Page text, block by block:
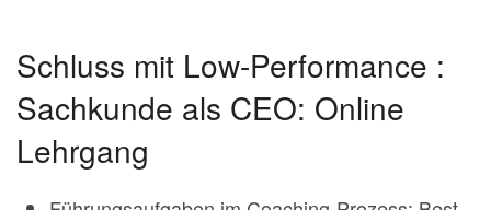
Schluss mit Low-Performance :
Sachkunde als CEO: Online
Lehrgang